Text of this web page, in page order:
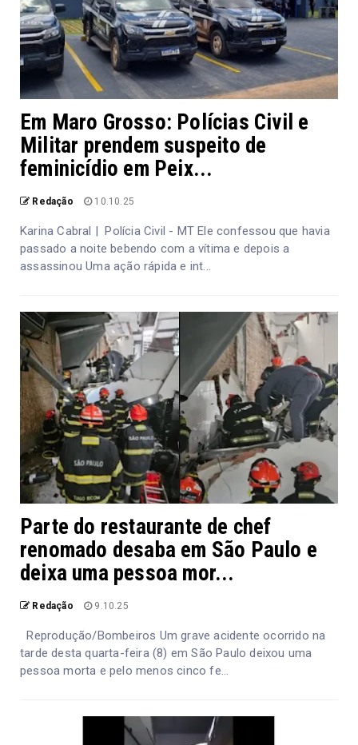
Em Maro Grosso: Polícias Civil e
Militar prendem suspeito de
feminicídio em Peix...
Redação 10.10.25
Karina Cabral | Polícia Civil - MT Ele confessou que havia
passado a noite bebendo com a vítima e depois a
assassinou Uma ação rápida e int...
Parte do restaurante de chef
renomado desaba em São Paulo e
deixa uma pessoa mor...
Redação 9.10.25
Reprodução/Bombeiros Um grave acidente ocorrido na
tarde desta quarta-feira (8) em São Paulo deixou uma
pessoa morta e pelo menos cinco fe...